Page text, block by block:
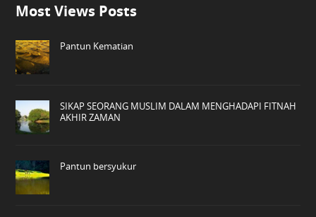
Most Views Posts
Pantun Kematian
SIKAP SEORANG MUSLIM DALAM MENGHADAPI FITNAH
AKHIR ZAMAN
Pantun bersyukur